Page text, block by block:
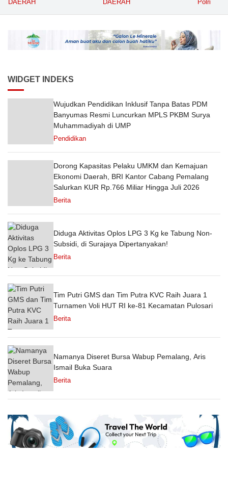
DAERAH
Semester 1 Tahun 2026
DAERAH Polri
WIDGET INDEKS
Wujudkan Pendidikan Inklusif Tanpa Batas PDM
Banyumas Resmi Luncurkan MPLS PKBM Surya
Muhammadiyah di UMP
Pendidikan
Dorong Kapasitas Pelaku UMKM dan Kemajuan
Ekonomi Daerah, BRI Kantor Cabang Pemalang
Salurkan KUR Rp.766 Miliar Hingga Juli 2026
Berita
Diduga Aktivitas Oplos LPG 3 Kg ke Tabung Non-
Subsidi, di Surajaya Dipertanyakan!
Berita
Tim Putri GMS dan Tim Putra KVC Raih Juara 1
Turnamen Voli HUT RI ke-81 Kecamatan Pulosari
Berita
Namanya Diseret Bursa Wabup Pemalang, Aris
Ismail Buka Suara
Berita